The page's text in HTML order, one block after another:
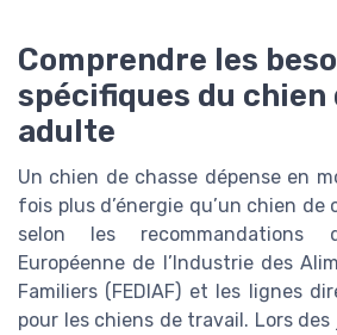
Comprendre les
spécifiques du chien
adulte
Un chien de chasse dépense en
fois plus d’énergie qu’un chien de
selon les recommandations
Européenne de l’Industrie des
Familiers (FEDIAF) et les lignes
pour les chiens de travail. Lors